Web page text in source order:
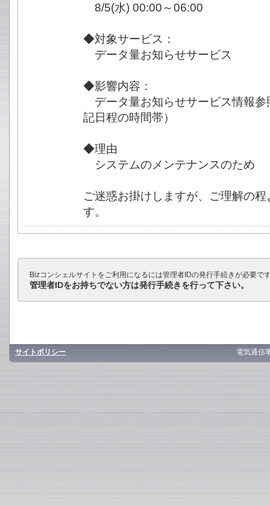
8/5(水) 00:00～06:00
◆対象サービス：
データ量お知らせサービス
◆影響内容：
データ量お知らせサービス情
記日程の時間帯）
◆理由
システムのメンテナンスのため
ご迷惑お掛けしますが、ご理解の
す。
Bizコンシェルサイトをご利用になるには管理者IDの発行手続きが必要で
管理者IDをお持ちでない方は発行手続きを行って下さい。
サイトポリシー 電気通信